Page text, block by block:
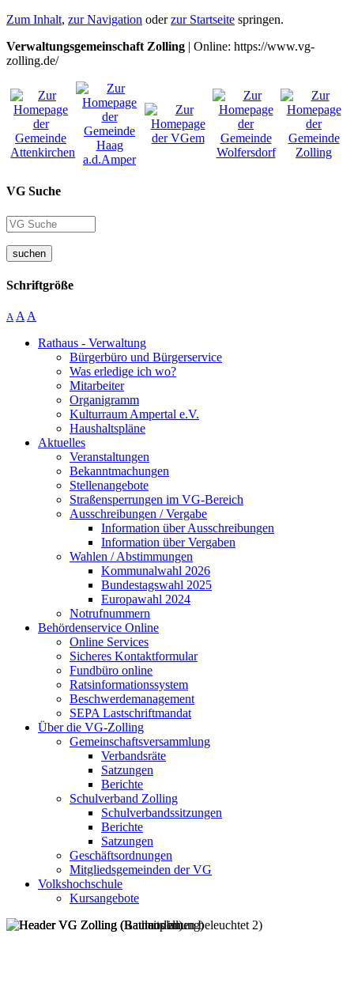
Zum Inhalt, zur Navigation oderzur Startseite springen.
Verwaltungsgemeinschaft Zolling | Online: https://www.vg-
zolling.de/
VG Suche
suchen
Schriftgröße
A A A
Rathaus - Verwaltung
Bürgerbüro und Bürgerservice
Was erledige ich wo?
Mitarbeiter
Organigramm
Kulturraum Ampertal e.V.
Haushaltspläne
Aktuelles
Veranstaltungen
Bekanntmachungen
Stellenangebote
Straßensperrungen im VG-Bereich
Ausschreibungen / Vergabe
Information über Ausschreibungen
Information über Vergaben
Wahlen / Abstimmungen
Kommunalwahl 2026
Bundestagswahl 2025
Europawahl 2024
Notrufnummern
Behördenservice Online
Online Services
Sicheres Kontaktformular
Fundbüro online
Ratsinformationssystem
Beschwerdemanagement
SEPA Lastschriftmandat
Über die VG-Zolling
Gemeinschaftsversammlung
Verbandsräte
Satzungen
Berichte
Schulverband Zolling
Schulverbandssitzungen
Berichte
Satzungen
Geschäftsordnungen
Mitgliedsgemeinden der VG
Volkshochschule
Kursangebote